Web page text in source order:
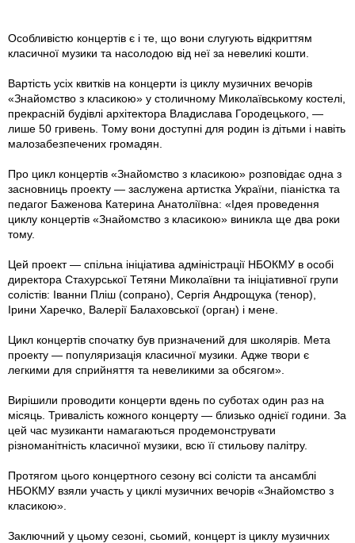
Особливістю концертів є і те, що вони слугують відкриттям
класичної музики та насолодою від неї за невеликі кошти.
Вартість усіх квитків на концерти із циклу музичних вечорів
«Знайомство з класикою» у столичному Миколаївському костелі,
прекрасній будівлі архітектора Владислава Городецького, —
лише 50 гривень. Тому вони доступні для родин із дітьми і навіть
малозабезпечених громадян.
Про цикл концертів «Знайомство з класикою» розповідає одна з
засновниць проекту — заслужена артистка України, піаністка та
педагог Баженова Катерина Анатоліївна: «Ідея проведення
циклу концертів «Знайомство з класикою» виникла ще два роки
тому.
Цей проект — спільна ініціатива адміністрації НБОКМУ в особі
директора Стахурської Тетяни Миколаївни та ініціативної групи
солістів: Іванни Пліш (сопрано), Сергія Андрощука (тенор),
Ірини Харечко, Валерії Балаховської (орган) і мене.
Цикл концертів спочатку був призначений для школярів. Мета
проекту — популяризація класичної музики. Адже твори є
легкими для сприйняття та невеликими за обсягом».
Вирішили проводити концерти вдень по суботах один раз на
місяць. Тривалість кожного концерту — близько однієї години. За
цей час музиканти намагаються продемонструвати
різноманітність класичної музики, всю її стильову палітру.
Протягом цього концертного сезону всі солісти та ансамблі
НБОКМУ взяли участь у циклі музичних вечорів «Знайомство з
класикою».
Заключний у цьому сезоні, сьомий, концерт із циклу музичних